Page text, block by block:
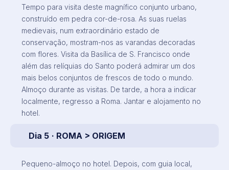
Tempo para visita deste magnífico conjunto urbano,
construído em pedra cor-de-rosa. As suas ruelas
medievais, num extraordinário estado de
conservação, mostram-nos as varandas decoradas
com flores. Visita da Basílica de S. Francisco onde
além das relíquias do Santo poderá admirar um dos
mais belos conjuntos de frescos de todo o mundo.
Almoço durante as visitas. De tarde, a hora a indicar
localmente, regresso a Roma. Jantar e alojamento no
hotel.
Dia 5 · ROMA > ORIGEM
Pequeno-almoço no hotel. Depois, com guia local,